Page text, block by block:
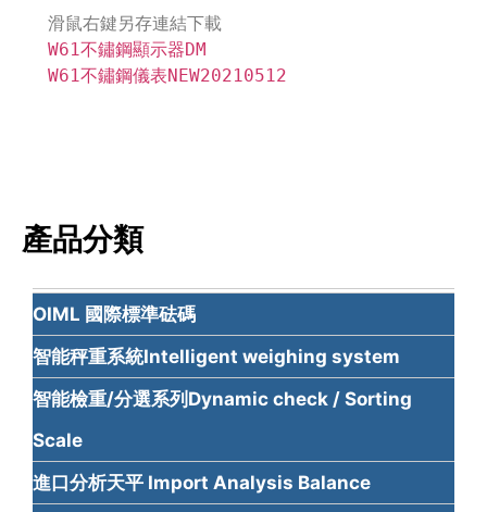
W61不鏽鋼顯示器DM
W61不鏽鋼儀表NEW20210512
產品分類
OIML 國際標準砝碼
智能秤重系統Intelligent weighing system
智能檢重/分選系列Dynamic check / Sorting
Scale
進口分析天平 Import Analysis Balance